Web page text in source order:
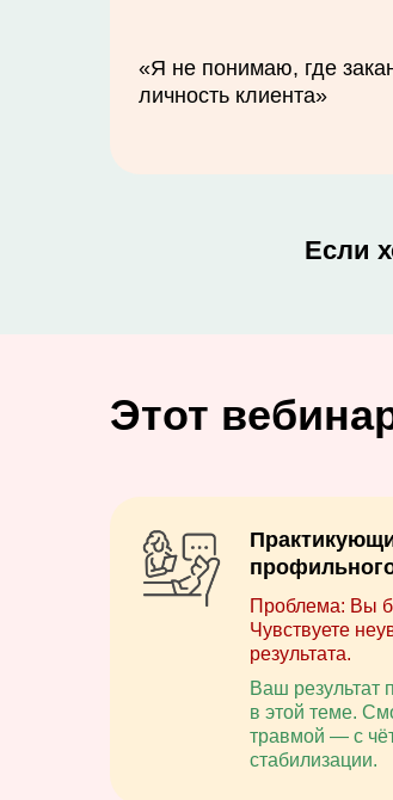
Если
«Я не понимаю, где
личность клиента»
Ваш результат
в этой теме.
травмой — с
стабилизации.
Проблема: Вы
Чувствуете
результата.
Этот